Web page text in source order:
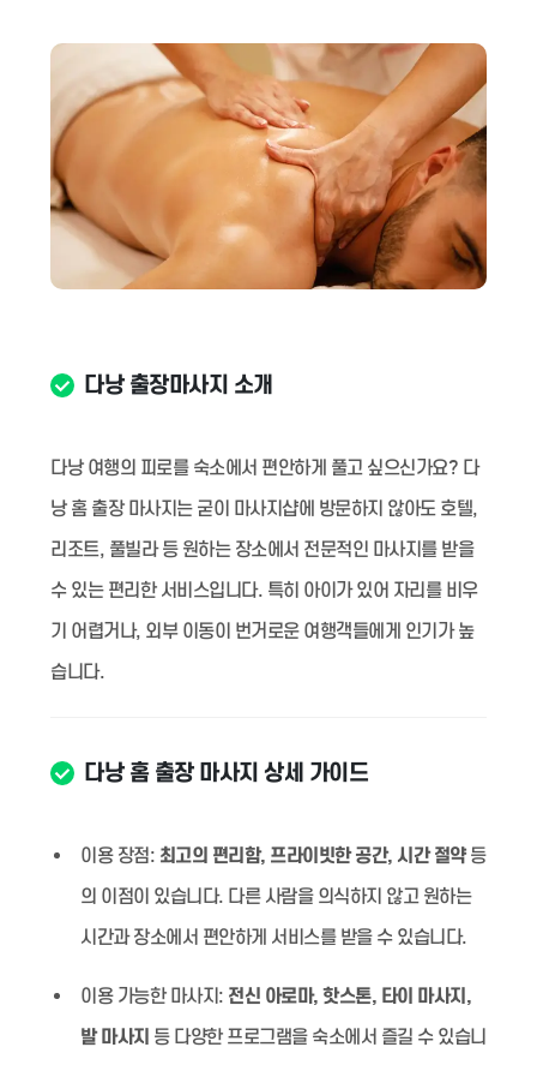
다낭 출장마사지 소개
다낭 여행의 피로를 숙소에서 편안하게 풀고 싶으신가요? 다
낭 홈 출장 마사지는 굳이 마사지샵에 방문하지 않아도 호텔,
리조트, 풀빌라 등 원하는 장소에서 전문적인 마사지를 받을
수 있는 편리한 서비스입니다. 특히 아이가 있어 자리를 비우
기 어렵거나, 외부 이동이 번거로운 여행객들에게 인기가 높
습니다.
다낭 홈 출장 마사지 상세 가이드
이용 장점: 최고의 편리함, 프라이빗한 공간, 시간 절약등
의 이점이 있습니다. 다른 사람을 의식하지 않고 원하는
시간과 장소에서 편안하게 서비스를 받을 수 있습니다.
이용 가능한 마사지: 전신 아로마, 핫스톤, 타이 마사지,
발 마사지 등 다양한 프로그램을 숙소에서 즐길 수 있습니